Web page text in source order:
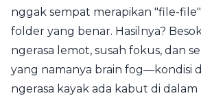
nggak sempat merapikan "file-
folder yang benar. Hasilnya?
ngerasa lemot, susah fokus, dan
yang namanya brain fog—kondisi
ngerasa kayak ada kabut di